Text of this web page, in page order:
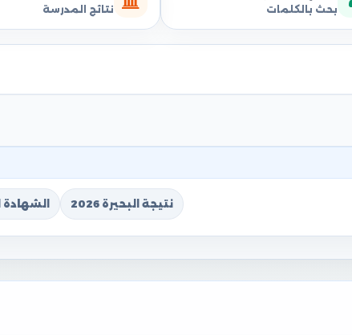
بحث بالكلمات نتائج المدرسة
نتيجة البحيرة 2026 الشهادة